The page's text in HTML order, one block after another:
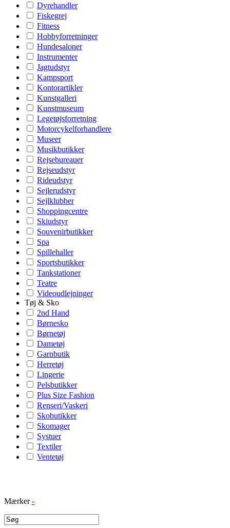
Dyrehandler
Fiskegrej
Fitness
Hobbyforretninger
Hundesaloner
Instrumenter
Jagtudstyr
Kampsport
Kontorartikler
Kunstgalleri
Kunstmuseum
Legetøjsforretning
Motorcykelforhandlere
Museer
Musikbutikker
Rejsebureauer
Rejseudstyr
Rideudstyr
Sejlerudstyr
Sejlklubber
Shoppingcentre
Skiudstyr
Souvenirbutikker
Spa
Spillehaller
Sportsbutikker
Tankstationer
Teatre
Videoudlejninger
Tøj & Sko
2nd Hand
Børnesko
Børnetøj
Dametøj
Garnbutik
Herretøj
Lingerie
Pelsbutikker
Plus Size Fashion
Renseri/Vaskeri
Skobutikker
Skomager
Systuer
Textiler
Ventetøj
Mærker -